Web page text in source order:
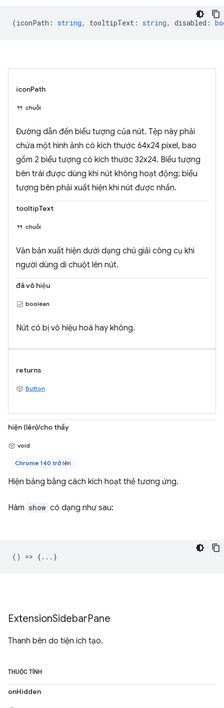
(iconPath : string, tooltipText : string, disabled :
iconPath
chuỗi
Đường dẫn đến biểu tượng của nút. Tệp này phải
chứa một hình ảnh có kích thước 64x24 pixel, bao
gồm 2 biểu tượng có kích thước 32x24. Biểu tượng
bên trái được dùng khi nút không hoạt động; biểu
tượng bên phải xuất hiện khi nút được nhấn.
tooltipText
chuỗi
Văn bản xuất hiện dưới dạng chú giải công cụ khi
người dùng di chuột lên nút.
đã vô hiệu
boolean
Nút có bị vô hiệu hoá hay không.
returns
Button
hiện (lên)/cho thấy
void
Chrome 140 trở lên
Hiện bảng bằng cách kích hoạt thẻ tương ứng.
Hàm show có dạng như sau:
() => {...}
ExtensionSidebarPane
Thanh bên do tiện ích tạo.
THUỘC TÍNH
onHidden